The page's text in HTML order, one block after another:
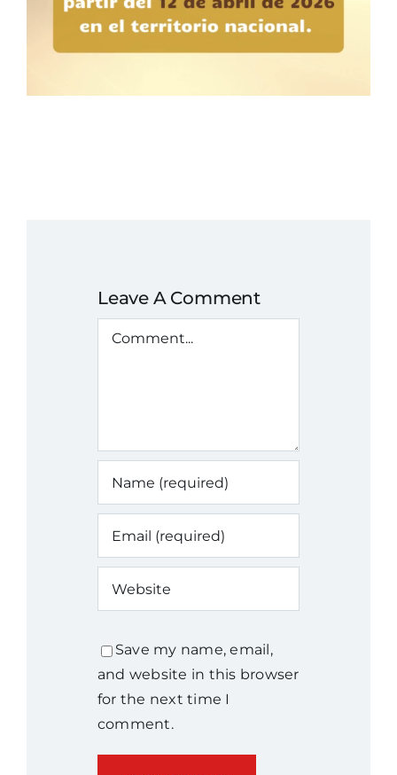
Leave A Comment
Comment
Save my name, email,
and website in this browser
for the next time I
comment.